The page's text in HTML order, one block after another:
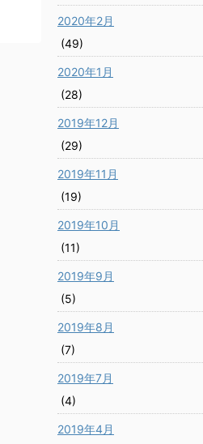
2020年2月
(49)
2020年1月
(28)
2019年12月
(29)
2019年11月
(19)
2019年10月
(11)
2019年9月
(5)
2019年8月
(7)
2019年7月
(4)
2019年4月